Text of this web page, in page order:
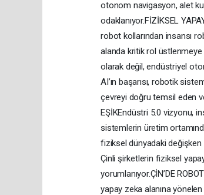
otonom navigasyon, alet
odaklanıyor.FİZİKSEL
robot kollarından insansı
alanda kritik rol üstlenmeye
olarak değil, endüstriyel
AI’ın başarısı, robotik
çevreyi doğru temsil eden
EŞİKEndüstri 5.0 vizyonu,
sistemlerin üretim
fiziksel dünyadaki değişken
Çinli şirketlerin fiziksel
yorumlanıyor.ÇİN’DE
yapay zeka alanına